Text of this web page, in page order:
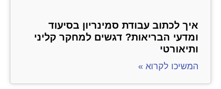
איך לכתוב עבודת סמינריון בסיעוד
ומדעי הבריאות? דגשים למחקר קליני
ותיאורטי
המשיכו לקרוא »